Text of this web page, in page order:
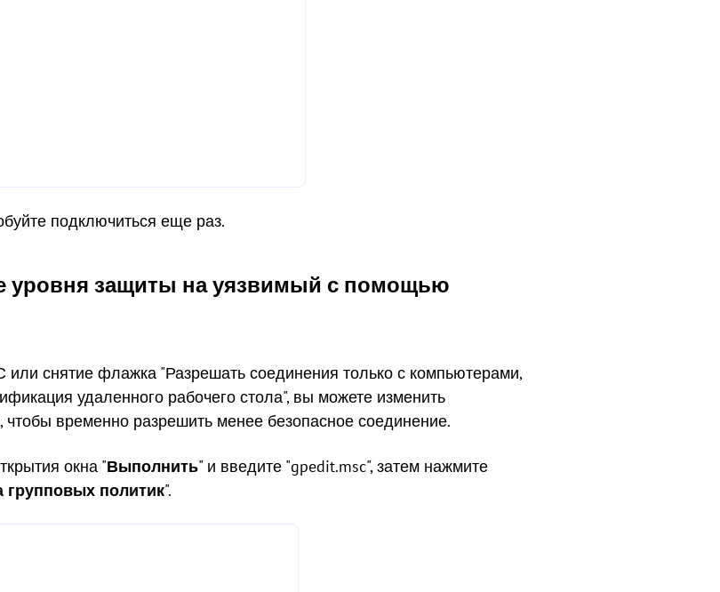
подключиться еще раз.
уровня защиты на уязвимый с помощью
снятие флажка "Разрешать соединения только с компьютерами,
удаленного рабочего стола", вы можете изменить
временно разрешить менее безопасное соединение.
окна "Выполнить" и введите "gpedit.msc", затем нажмите
групповых политик".